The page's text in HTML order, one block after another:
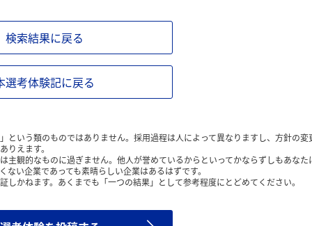
検索結果に戻る
選考体験記に戻る
という類のものではありません。採用過程は人によって異なりますし、方針の変
りえます。
主観的なものに過ぎません。他人が誉めているからといってかならずしもあなた
い企業であっても素晴らしい企業はあるはずです。
かねます。あくまでも「一つの結果」として参考程度にとどめてください。